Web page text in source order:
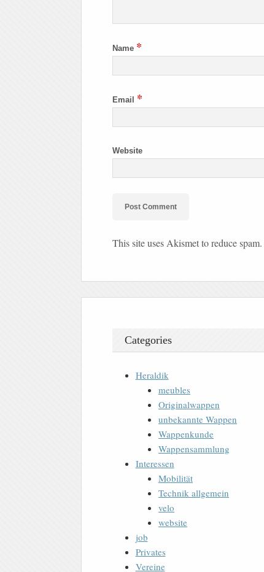
Name *
Email *
Website
This site uses Akismet to reduce spam.
Categories
Heraldik
meubles
Originalwappen
unbekannte Wappen
Wappenkunde
Wappensammlung
Interessen
Mobilität
Technik allgemein
velo
website
job
Privates
Vereine